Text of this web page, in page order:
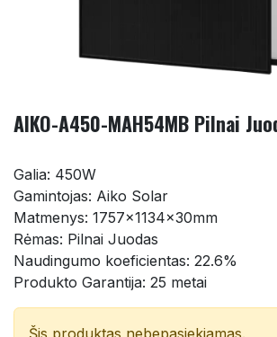
AIKO-A450-MAH54MB Pilnai
Galia: 450W
Gamintojas: Aiko Solar
Matmenys: 1757x1134x30mm
Rėmas: Pilnai Juodas
Naudingumo koeficientas: 22.6%
Produkto Garantija: 25 metai
Šis produktas nebepasiekiamas.